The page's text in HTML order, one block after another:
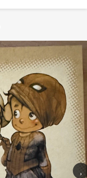
›